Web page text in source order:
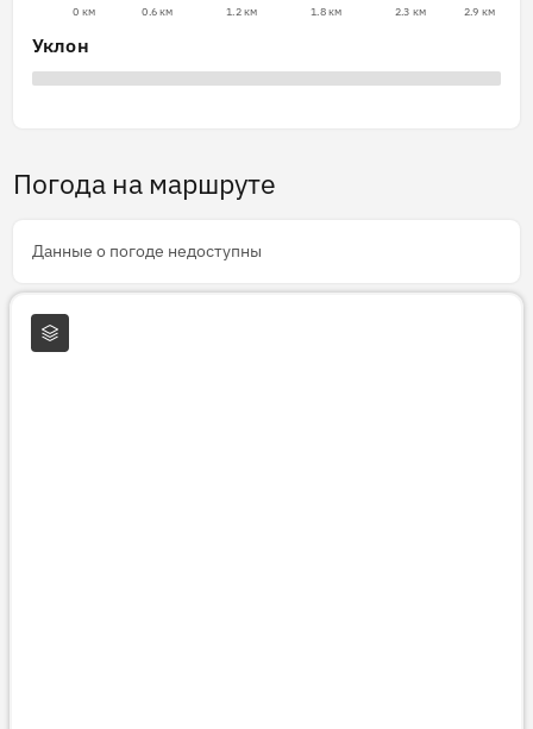
0 км 0.6 км 1.2 км 1.8 км 2.3 км 2.9 км
Уклон
Погода на маршруте
Данные о погоде недоступны